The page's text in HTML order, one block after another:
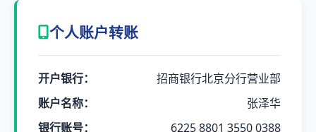
个人账户转账
开户银行：
招商银行北京分行营业部
账户名称：
张泽华
银行账号：
6225 8801 3550 0388